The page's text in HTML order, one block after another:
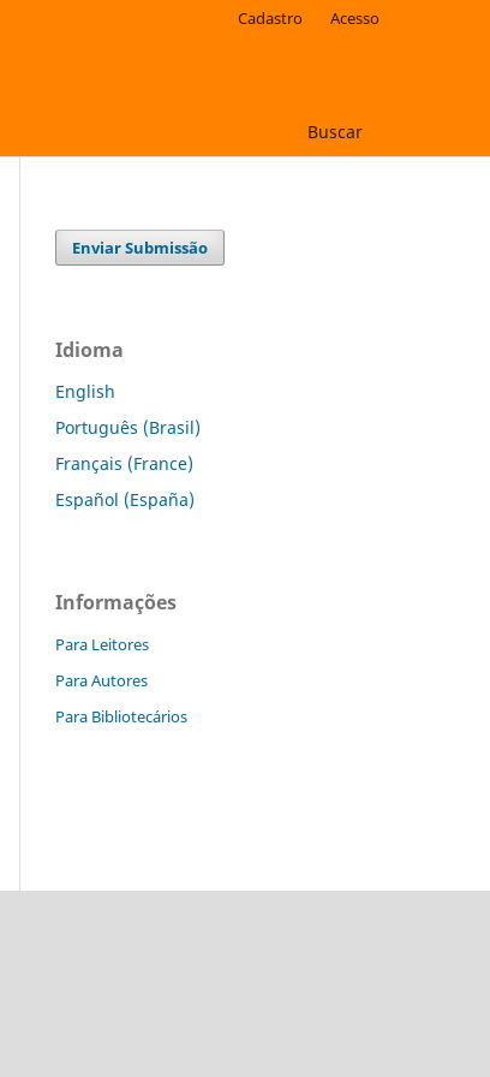
Buscar
Cadastro Acesso
Enviar Submissão
Idioma
English
Português (Brasil)
Français (France)
Español (España)
Informações
Para Leitores
Para Autores
Para Bibliotecários